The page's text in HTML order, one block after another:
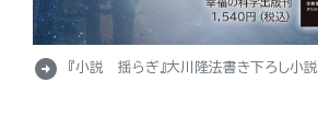
arrow_circle_right 『小説 揺らぎ』大川隆法書き下ろし小説